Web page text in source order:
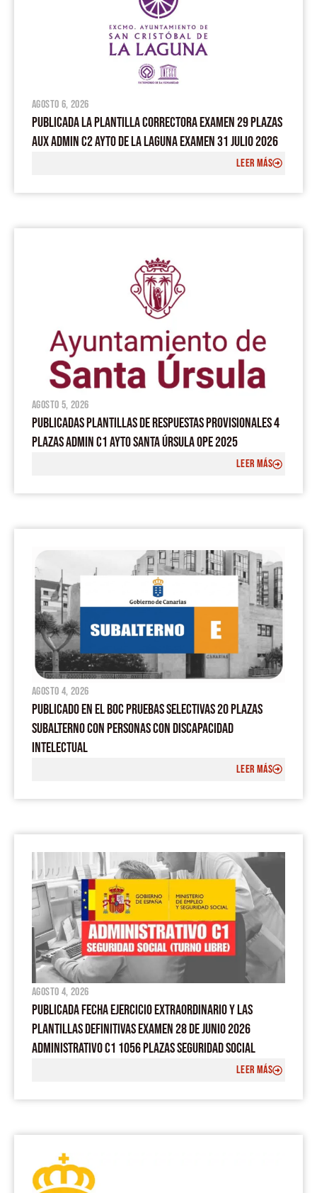
agosto 6, 2026
PUBLICADA LA PLANTILLA CORRECTORA EXAMEN 29 PLAZAS
AUX ADMIN C2 AYTO DE LA LAGUNA EXAMEN 31 JULIO 2026
LEER MÁS
agosto 5, 2026
PUBLICADAS PLANTILLAS DE RESPUESTAS PROVISIONALES 4
PLAZAS ADMIN C1 AYTO SANTA ÚRSULA OPE 2025
LEER MÁS
agosto 4, 2026
PUBLICADO EN EL BOC PRUEBAS SELECTIVAS 20 PLAZAS
SUBALTERNO CON PERSONAS CON DISCAPACIDAD
INTELECTUAL
LEER MÁS
agosto 4, 2026
PUBLICADA FECHA EJERCICIO EXTRAORDINARIO Y LAS
PLANTILLAS DEFINITIVAS EXAMEN 28 DE JUNIO 2026
ADMINISTRATIVO C1 1056 PLAZAS SEGURIDAD SOCIAL
LEER MÁS